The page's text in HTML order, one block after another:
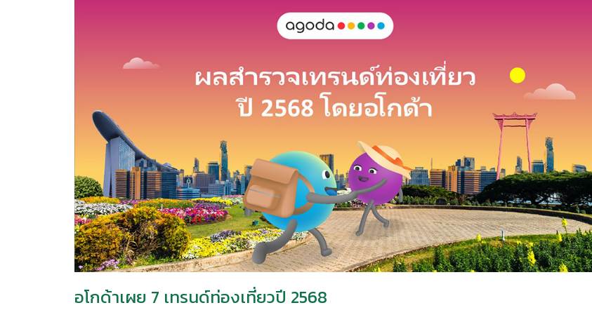
อโกด้าเผย 7 เทรนด์ท่องเที่ยวปี 2568